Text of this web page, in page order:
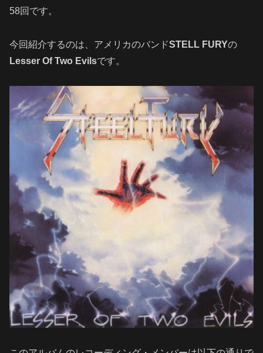
58回です。
今回紹介するのは、アメリカのバンドSTELL FURYの
Lesser Of Two Evilsです。